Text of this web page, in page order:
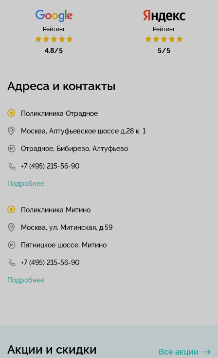
Рейтинг
4.8/5
Рейтинг
5/5
Адреса и контакты
Поликлиника Отрадное
Москва, Алтуфьевское шоссе д.28 к. 1
Отрадное, Бибирево, Алтуфьево
+7 (495) 215-56-90
Подробнее
Поликлиника Митино
Москва, ул. Митинская, д.59
Пятницкое шоссе, Митино
+7 (495) 215-56-90
Подробнее
Все акции
Акции и скидки